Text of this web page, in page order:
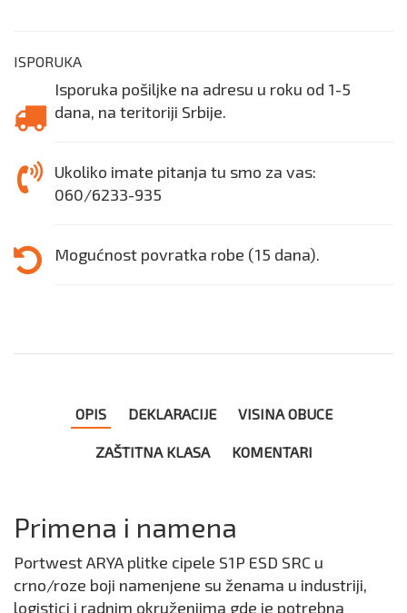
ISPORUKA
Isporuka pošiljke na adresu u roku od 1-5
dana, na teritoriji Srbije.
Ukoliko imate pitanja tu smo za vas:
060/6233-935
Mogućnost povratka robe (15 dana).
OPIS DEKLARACIJE VISINA OBUCE
ZAŠTITNA KLASA KOMENTARI
Primena i namena
Portwest ARYA plitke cipele S1P ESD SRC u
crno/roze boji namenjene su ženama u industriji,
logistici i radnim okruženjima gde je potrebna